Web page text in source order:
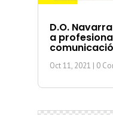
D.O.
a
Oct 11, 2021 | 0